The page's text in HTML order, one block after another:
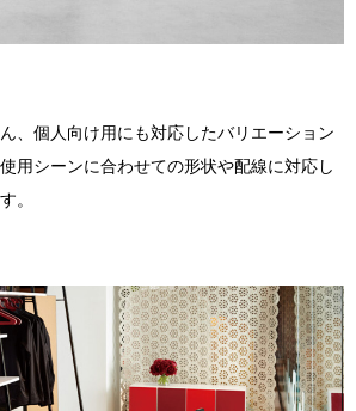
、個人向け用にも対応したバリエーション
用シーンに合わせての形状や配線に対応し
。